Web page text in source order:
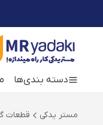
دسته بندی‌ها
مستر یدکی قطعات